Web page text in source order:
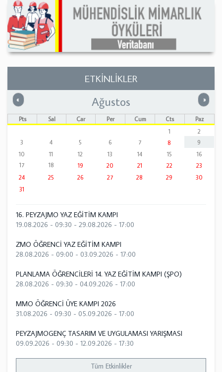
ETKİNLİKLER
« Önceki »
Ağustos
Pts Sal Çar Per Cum Cts
Paz
1
2
3
4 5 6 7 8
9
10
11 12 13 14 15
16
17
18 19 20 21 22
23
24
25 26 27 28 29
30
31
16. PEYZAJMO YAZ EĞİTİM KAMPI
19.08.2026 - 09:30 - 29.08.2026 - 17:00
ZMO ÖĞRENCİ YAZ EĞİTİM KAMPI
28.08.2026 - 09:00 - 03.09.2026 - 17:00
PLANLAMA ÖĞRENCİLERİ 14. YAZ EĞİTİM KAMPI (ŞPO)
28.08.2026 - 09:30 - 04.09.2026 - 17:00
MMO ÖĞRENCİ ÜYE KAMPI 2026
31.08.2026 - 09:30 - 05.09.2026 - 17:00
PEYZAJMOGENÇ TASARIM VE UYGULAMASI YARIŞMASI
09.09.2026 - 09:30 - 12.09.2026 - 17:30
Tüm Etkinlikler